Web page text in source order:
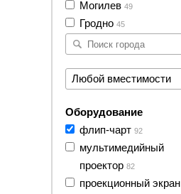
Могилев 49
Гродно 45
Любой вместимости
Оборудование
флип-чарт 92
мультимедийный
проектор 82
проекционный экран